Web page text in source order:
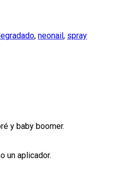
, neonail , spray
y baby boomer.
un aplicador.